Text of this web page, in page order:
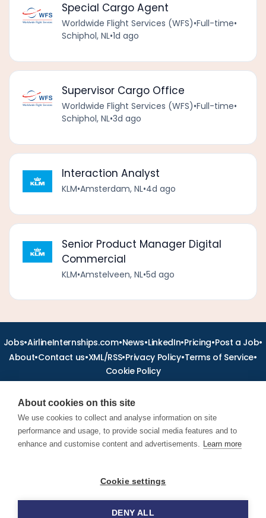
Special Cargo Agent
Worldwide Flight Services (WFS)•Full-time•
Schiphol, NL•1d ago
Supervisor Cargo Office
Worldwide Flight Services (WFS)•Full-time•
Schiphol, NL•3d ago
Interaction Analyst
KLM•Amsterdam, NL•4d ago
Senior Product Manager Digital
Commercial
KLM•Amstelveen, NL•5d ago
Jobs•AirlineInternships.com•News•LinkedIn•Pricing•Post a Job•
About•Contact us•XML/RSS•Privacy Policy•Terms of Service•
Cookie Policy
Find aviation jobs worldwide – pilot, cabin crew, ground staff
and aerospace careers. Latest airline recruitment, industry
About cookies on this site
We use cookies to collect and analyse information on site
performance and usage, to provide social media features and to
enhance and customise content and advertisements. Learn more
Cookie settings
DENY ALL